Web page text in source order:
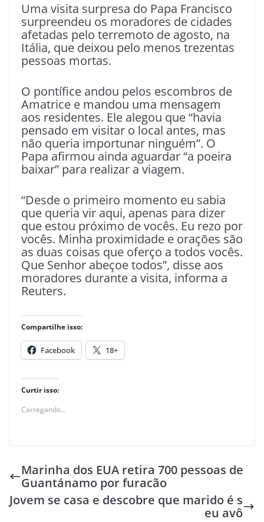
Uma visita surpresa do Papa Francisco
surpreendeu os moradores de cidades
afetadas pelo terremoto de agosto, na
Itália, que deixou pelo menos trezentas
pessoas mortas.
O pontífice andou pelos escombros de
Amatrice e mandou uma mensagem
aos residentes. Ele alegou que “havia
pensado em visitar o local antes, mas
não queria importunar ninguém”. O
Papa afirmou ainda aguardar “a poeira
baixar” para realizar a viagem.
“Desde o primeiro momento eu sabia
que queria vir aqui, apenas para dizer
que estou próximo de vocês. Eu rezo por
vocês. Minha proximidade e orações são
as duas coisas que oferço a todos vocês.
Que Senhor abeçoe todos”, disse aos
moradores durante a visita, informa a
Reuters.
Compartilhe isso:
Facebook 18+
Curtir isso:
Carregando...
Marinha dos EUA retira 700 pessoas de
Guantánamo por furacão
Jovem se casa e descobre que marido é s
eu avô